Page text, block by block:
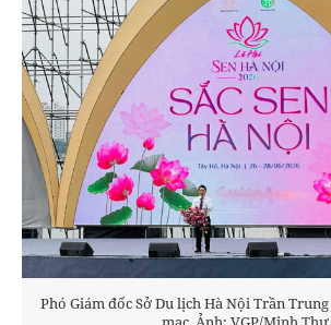
Phó Giám đốc Sở Du lịch Hà Nội Trần